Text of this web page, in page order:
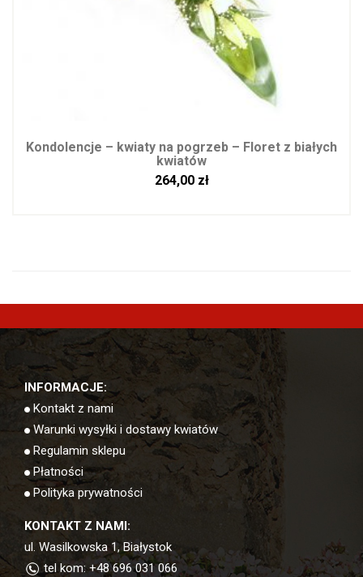
Kondolencje – kwiaty na pogrzeb – Floret z białych
kwiatów
264,00 zł
INFORMACJE:
Kontakt z nami
Warunki wysyłki i dostawy kwiatów
Regulamin sklepu
Płatności
Polityka prywatności
KONTAKT Z NAMI:
ul. Wasilkowska 1, Białystok
tel kom: +48 696 031 066